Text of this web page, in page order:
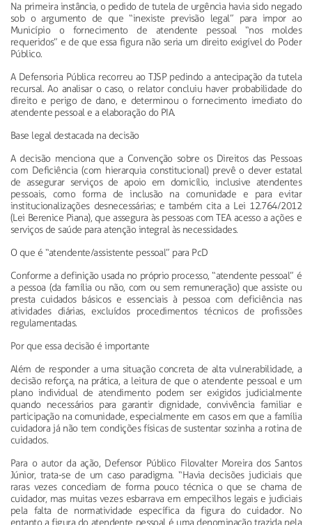
Na primeira instância, o pedido de tutela de urgência havia sido negado
sob o argumento de que “inexiste previsão legal” para impor ao
Município o fornecimento de atendente pessoal “nos moldes
requeridos” e de que essa figura não seria um direito exigível do Poder
Público.
A Defensoria Pública recorreu ao TJSP pedindo a antecipação da tutela
recursal. Ao analisar o caso, o relator concluiu haver probabilidade do
direito e perigo de dano, e determinou o fornecimento imediato do
atendente pessoal e a elaboração do PIA.
Base legal destacada na decisão
A decisão menciona que a Convenção sobre os Direitos das Pessoas
com Deficiência (com hierarquia constitucional) prevê o dever estatal
de assegurar serviços de apoio em domicílio, inclusive atendentes
pessoais, como forma de inclusão na comunidade e para evitar
institucionalizações desnecessárias; e também cita a Lei 12.764/2012
(Lei Berenice Piana), que assegura às pessoas com TEA acesso a ações e
serviços de saúde para atenção integral às necessidades.
O que é “atendente/assistente pessoal” para PcD
Conforme a definição usada no próprio processo, “atendente pessoal” é
a pessoa (da família ou não, com ou sem remuneração) que assiste ou
presta cuidados básicos e essenciais à pessoa com deficiência nas
atividades diárias, excluídos procedimentos técnicos de profissões
regulamentadas.
Por que essa decisão é importante
Além de responder a uma situação concreta de alta vulnerabilidade, a
decisão reforça, na prática, a leitura de que o atendente pessoal e um
plano individual de atendimento podem ser exigidos judicialmente
quando necessários para garantir dignidade, convivência familiar e
participação na comunidade, especialmente em casos em que a família
cuidadora já não tem condições físicas de sustentar sozinha a rotina de
cuidados.
Para o autor da ação, Defensor Público FilovalterMoreira dos Santos
Júnior, trata-se de um caso paradigma. “Havia decisões judiciais que
raras vezes concediam de forma pouco técnica o que se chama de
cuidador, mas muitas vezes esbarrava em empecilhos legais e judiciais
pela falta de normatividade específica da figura do cuidador. No
entanto a figura do atendente pessoal é uma denominação trazida pela